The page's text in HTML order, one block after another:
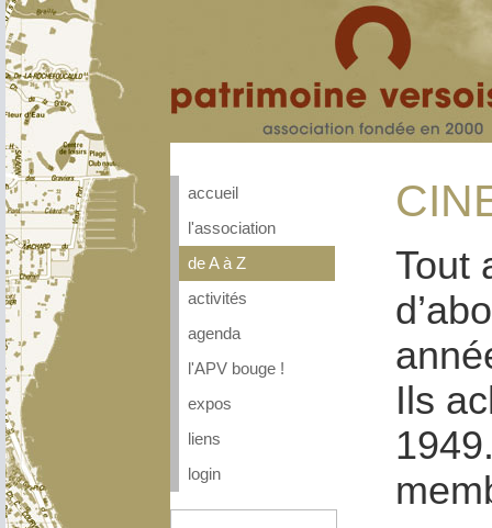
accueil
l'association
de A à Z
activités
agenda
l'APV bouge !
expos
liens
login
Tout
Ils